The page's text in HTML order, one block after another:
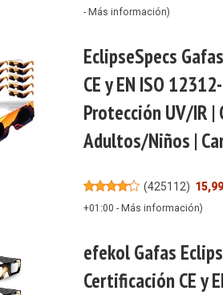
- Más información)
EclipseSpecs
CE y EN ISO
Protección UV/IR
Adultos/Niños |
(425112)
+01:00 - Más información)
efekol Gafas
Certificación CE y